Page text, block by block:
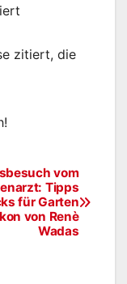
zitiert, die
vom
Tipps
für Garten
von Renè
Wadas